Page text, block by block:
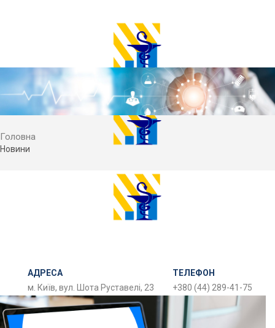
АДРЕСА
м. Київ, вул. Шота Руставелі, 23
ТЕЛЕФОН
+380 (44) 289-41-75
Головна
Новини